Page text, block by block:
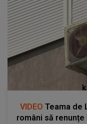
VIDEO Teama de
români să